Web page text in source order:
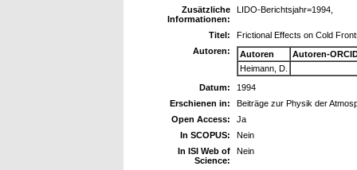
Zusätzliche
Informationen:
LIDO-Berichtsjahr=1994,
Titel:
Frictional Effects on Cold
Autoren:
Autoren
Autoren-
Heimann, D.
Datum:
1994
Erschienen in:
Beiträge zur Physik der
Open Access:
Ja
In SCOPUS:
Nein
In ISI Web of
Science:
Nein